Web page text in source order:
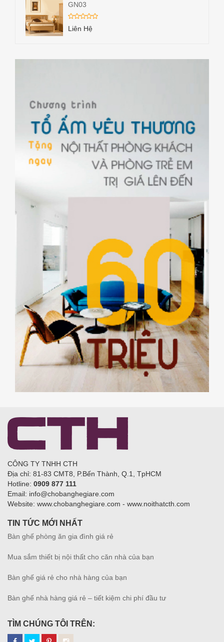
GN03
Liên Hệ
CÔNG TY TNHH CTH
Địa chỉ: 81-83 CMT8, P.Bến Thành, Q.1, TpHCM
Hotline: 0909 877 111
Email: info@chobanghegiare.com
Website: www.chobanghegiare.com - www.noithatcth.com
TIN TỨC MỚI NHẤT
Bàn ghế phòng ăn gia đình giá rẻ
Mua sắm thiết bị nội thất cho căn nhà của bạn
Bàn ghế giá rẻ cho nhà hàng của bạn
Bàn ghế nhà hàng giá rẻ – tiết kiệm chi phí đầu tư
TÌM CHÚNG TÔI TRÊN: